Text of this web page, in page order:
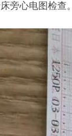
旁心电图检查。